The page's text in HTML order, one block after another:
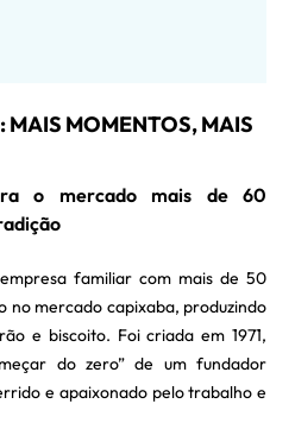
MOMENTOS, MAIS
o mercado mais de 60
familiar com mais de 50
no mercado capixaba, produzindo
e biscoito. Foi criada em 1971,
do zero” de um fundador
e apaixonado pelo trabalho e